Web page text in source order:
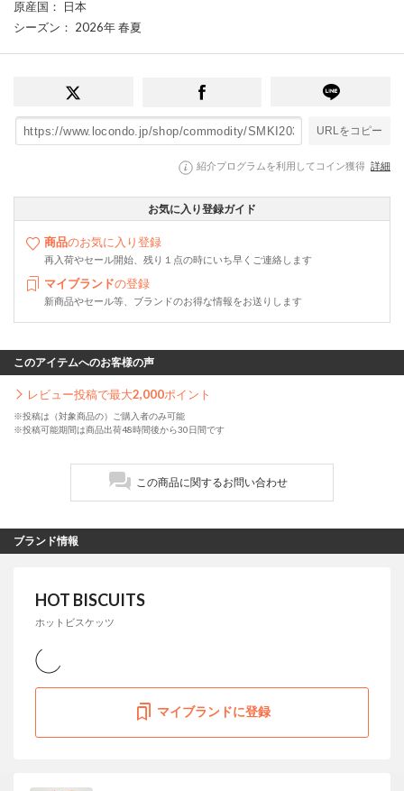
原産国 ： 日本
シーズン ： 2026年 春夏
URLをコピー
紹介プログラムを利用してコイン獲得 詳細
お気に入り登録ガイド
商品のお気に入り登録
再入荷やセール開始、残り１点の時にいち早くご連絡します
マイブランドの登録
新商品やセール等、ブランドのお得な情報をお送りします
このアイテムへのお客様の声
レビュー投稿で最大2,000ポイント
※投稿は（対象商品の）ご購入者のみ可能
※投稿可能期間は商品出荷48時間後から30日間です
この商品に関するお問い合わせ
ブランド情報
HOT BISCUITS
ホットビスケッツ
マイブランドに登録